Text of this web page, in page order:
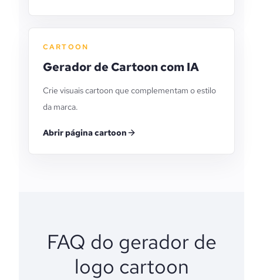
CARTOON
Gerador de Cartoon com IA
Crie visuais cartoon que complementam o estilo
da marca.
Abrir página cartoon
FAQ do gerador de
logo cartoon